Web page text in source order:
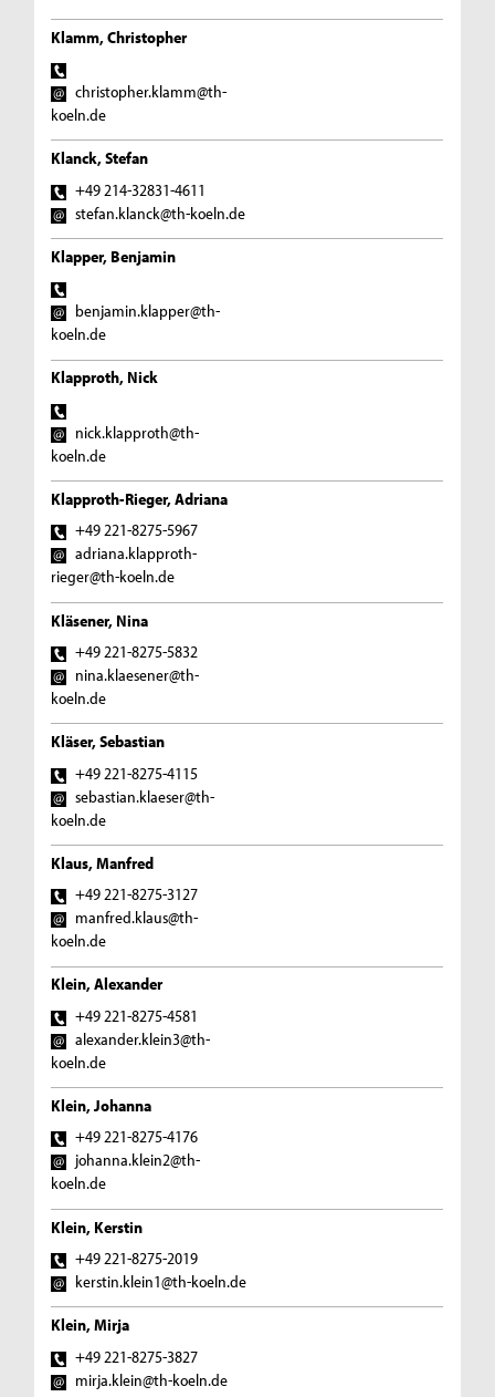
Klamm, Christopher
christopher.klamm@th-
koeln.de
Klanck, Stefan
+49 214-32831-4611
stefan.klanck@th-koeln.de
Klapper, Benjamin
benjamin.klapper@th-
koeln.de
Klapproth, Nick
nick.klapproth@th-
koeln.de
Klapproth-Rieger, Adriana
+49 221-8275-5967
adriana.klapproth-
rieger@th-koeln.de
Kläsener, Nina
+49 221-8275-5832
nina.klaesener@th-
koeln.de
Kläser, Sebastian
+49 221-8275-4115
sebastian.klaeser@th-
koeln.de
Klaus, Manfred
+49 221-8275-3127
manfred.klaus@th-
koeln.de
Klein, Alexander
+49 221-8275-4581
alexander.klein3@th-
koeln.de
Klein, Johanna
+49 221-8275-4176
johanna.klein2@th-
koeln.de
Klein, Kerstin
+49 221-8275-2019
kerstin.klein1@th-koeln.de
Klein, Mirja
+49 221-8275-3827
mirja.klein@th-koeln.de